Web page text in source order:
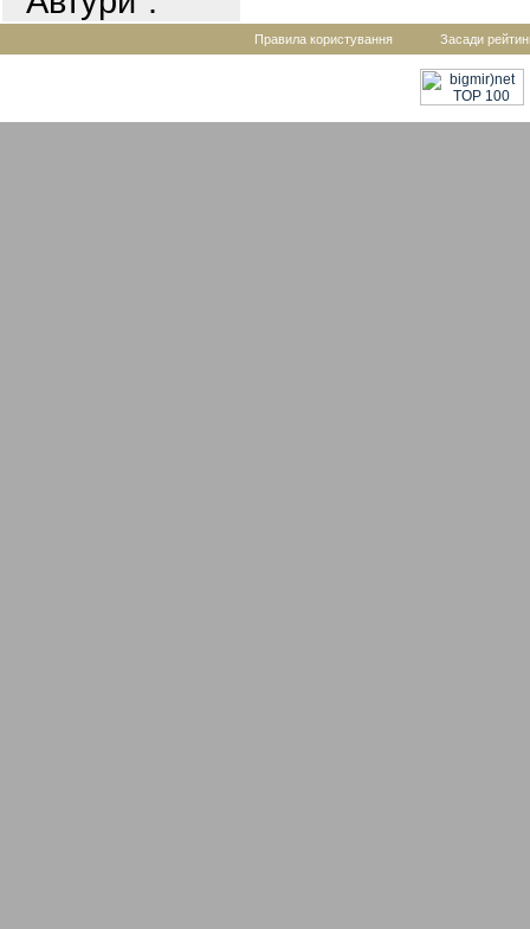
Правила користування Засади